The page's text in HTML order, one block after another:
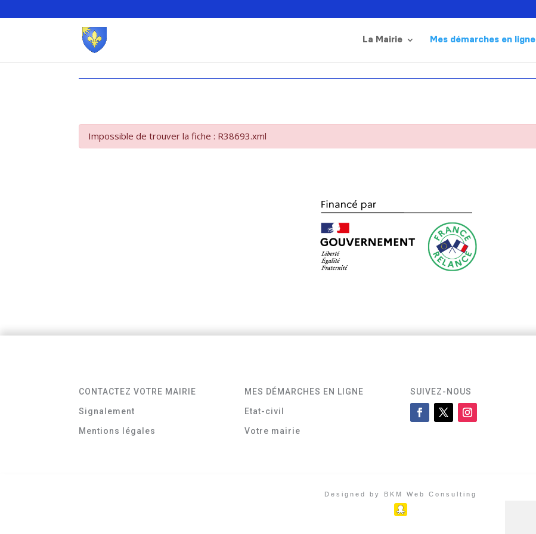
La Mairie Mes démarches en ligne
Impossible de trouver la fiche : R38693.xml
CONTACTEZ VOTRE MAIRIE
Signalement
Mentions légales
MES DÉMARCHES EN LIGNE
Etat-civil
Votre mairie
SUIVEZ-NOUS
Designed by BKM Web Consulting